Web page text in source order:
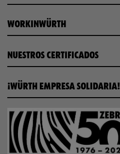
WORKINWÜRTH
NUESTROS CERTIFICADOS
¡WÜRTH EMPRESA SOLIDARIA!